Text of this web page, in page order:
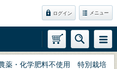
ログイン メニュー
薬・化学肥料不使用 特別栽培